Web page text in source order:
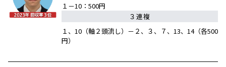
１－10：500円
３連複
１、10（軸２頭流し）－２、３、７、13、14（各500
円）